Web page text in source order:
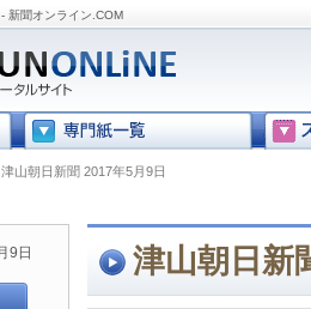
新聞オンライン.COM
津山朝日新聞 2017年5月9日
津山朝日新